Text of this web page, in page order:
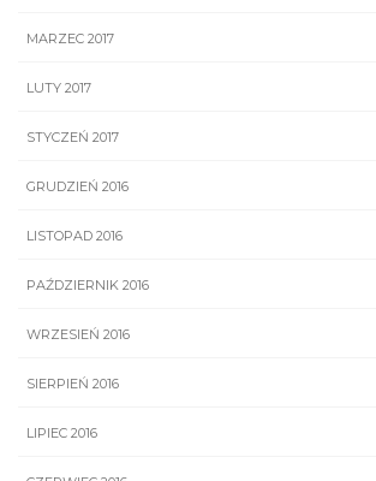
MARZEC 2017
LUTY 2017
STYCZEŃ 2017
GRUDZIEŃ 2016
LISTOPAD 2016
PAŹDZIERNIK 2016
WRZESIEŃ 2016
SIERPIEŃ 2016
LIPIEC 2016